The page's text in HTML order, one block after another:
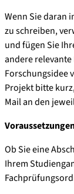
Wenn Sie daran
zu schreiben,
und fügen Sie
andere relevante
Forschungsidee
Projekt bitte
Mail an den
Ob Sie eine
Ihrem